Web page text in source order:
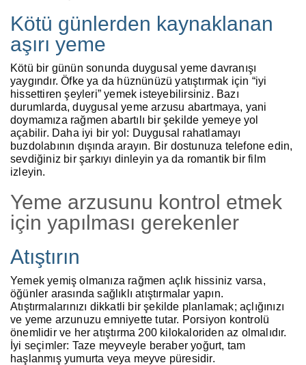
Kötü günlerden kaynaklanan
aşırı yeme
Kötü bir günün sonunda duygusal yeme davranışı
yaygındır. Öfke ya da hüznünüzü yatıştırmak için “iyi
hissettiren şeyleri” yemek isteyebilirsiniz. Bazı
durumlarda, duygusal yeme arzusu abartmaya, yani
doymamıza rağmen abartılı bir şekilde yemeye yol
açabilir. Daha iyi bir yol: Duygusal rahatlamayı
buzdolabının dışında arayın. Bir dostunuza telefone edin,
sevdiğiniz bir şarkıyı dinleyin ya da romantik bir film
izleyin.
Yeme arzusunu kontrol etmek
için yapılması gerekenler
Atıştırın
Yemek yemiş olmanıza rağmen açlık hissiniz varsa,
öğünler arasında sağlıklı atıştırmalar yapın.
Atıştırmalarınızı dikkatli bir şekilde planlamak; açlığınızı
ve yeme arzunuzu emniyette tutar. Porsiyon kontrolü
önemlidir ve her atıştırma 200 kilokaloriden az olmalıdır.
İyi seçimler: Taze meyveyle beraber yoğurt, tam
haşlanmış yumurta veya meyve püresidir.